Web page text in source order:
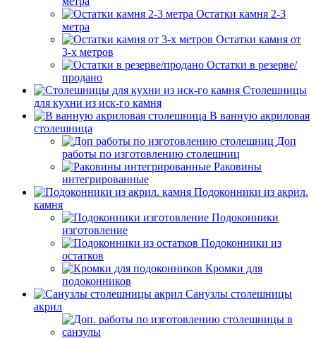
Остатки камня 2-3
метра
Остатки камня от
3-х метров
Остатки в резерве/
продано
Столешницы
для кухни из иск-го камня
В ванную акриловая
столешница
Доп
работы по изготовлению столешниц
Раковины
интегрированные
Подоконники из акрил.
камня
Подоконники
изготовление
Подоконники из
остатков
Кромки для
подоконников
Санузлы столешницы
акрил